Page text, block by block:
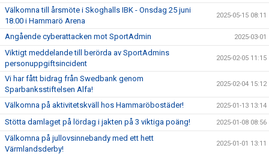
Välkomna till årsmöte i Skoghalls IBK - Onsdag 25 juni
18.00 i Hammarö Arena
2025-05-15 08:11
Angående cyberattacken mot SportAdmin 2025-03-01
Viktigt meddelande till berörda av SportAdmins
personuppgiftsincident
2025-02-05 11:15
Vi har fått bidrag från Swedbank genom
Sparbanksstiftelsen Alfa!
2025-02-04 15:12
Välkomna på aktivitetskväll hos Hammaröbostäder! 2025-01-13 13:14
Stötta damlaget på lördag i jakten på 3 viktiga poäng! 2025-01-08 08:56
Välkomna på jullovsinnebandy med ett hett
Värmlandsderby!
2025-01-01 13:11